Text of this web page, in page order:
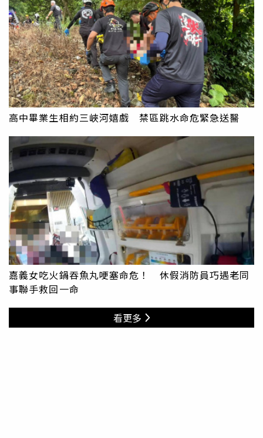
高中畢業生相約三峽河嬉戲 禁區跳水命危緊急送醫
嘉義女吃火鍋吞魚丸哽塞命危！ 休假消防員巧遇老同
事聯手救回一命
看更多